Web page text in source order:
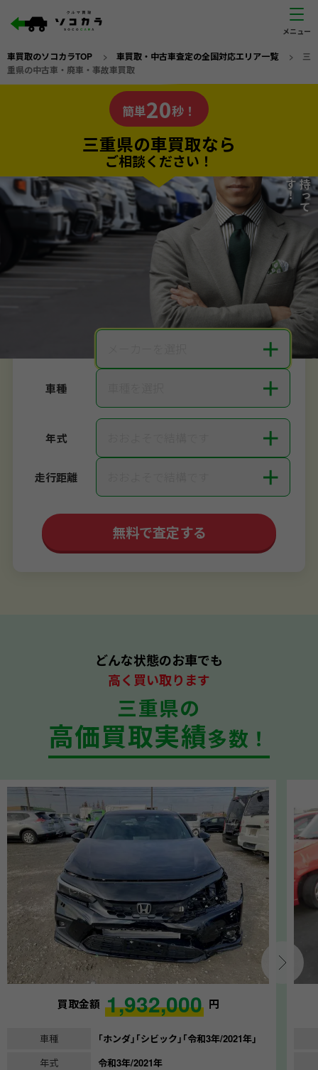
車買取のソコカラTOP > 車買取・中古車査定の全国対応エリア一覧> 三
重県の中古車・廃車・事故車買取
の車買取なら
ソコカラの
電話か出張か、高い方の査定を提案。
私たちが責任を持って
査定いたします！
簡単20秒！
三重県の車買取なら
ご相談ください！
20秒で入力完了！
カンタンWeb査定
ご依頼いただいたお車を丁寧に査定いたします
＋
車種 ＋
年式 ＋
走行距離 ＋
無料で査定する
どんな状態のお車でも
高く買い取ります
三重県の
高価買取実績多数！
買取金額 1,932,000 円
車種
｢ホンダ｣｢シビック｣｢令和3年/2021年｣
年式
令和3年/2021年